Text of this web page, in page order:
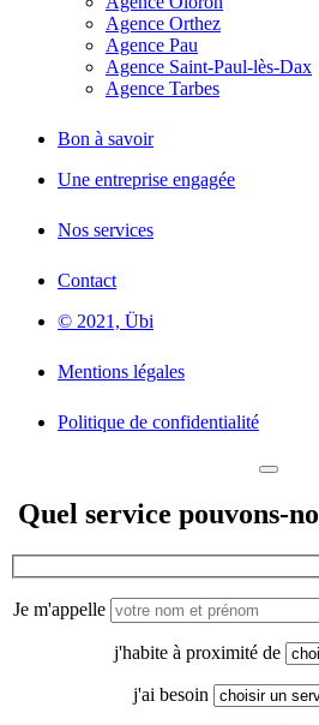
Agence Orthez
Agence Pau
Agence Saint-Paul-lès-Dax
Agence Tarbes
Bon à savoir
Une entreprise engagée
Nos services
Contact
© 2021, Übi
Mentions légales
Politique de confidentialité
Quel service pouvons-
Je m'appelle
j'habite à proximité de
j'ai besoin